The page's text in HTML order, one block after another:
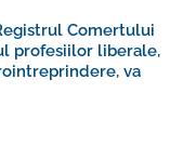
Comertului
profesiilor liberale,
va